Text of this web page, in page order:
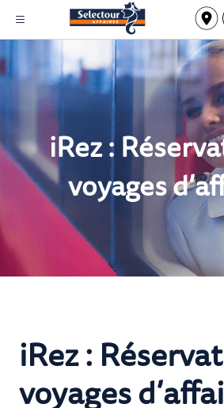
iRez :
voyages
iRez :
voyages